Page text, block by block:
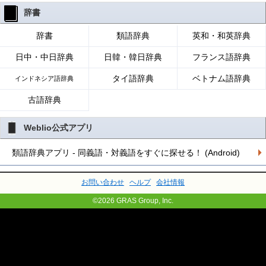
辞書
辞書 類語辞典 英和・和英辞典
日中・中日辞典 日韓・韓日辞典 フランス語辞典
インドネシア語辞典 タイ語辞典 ベトナム語辞典
古語辞典
Weblio公式アプリ
類語辞典アプリ - 同義語・対義語をすぐに探せる！ (Android)
お問い合わせ ヘルプ 会社情報
©2026 GRAS Group, Inc.